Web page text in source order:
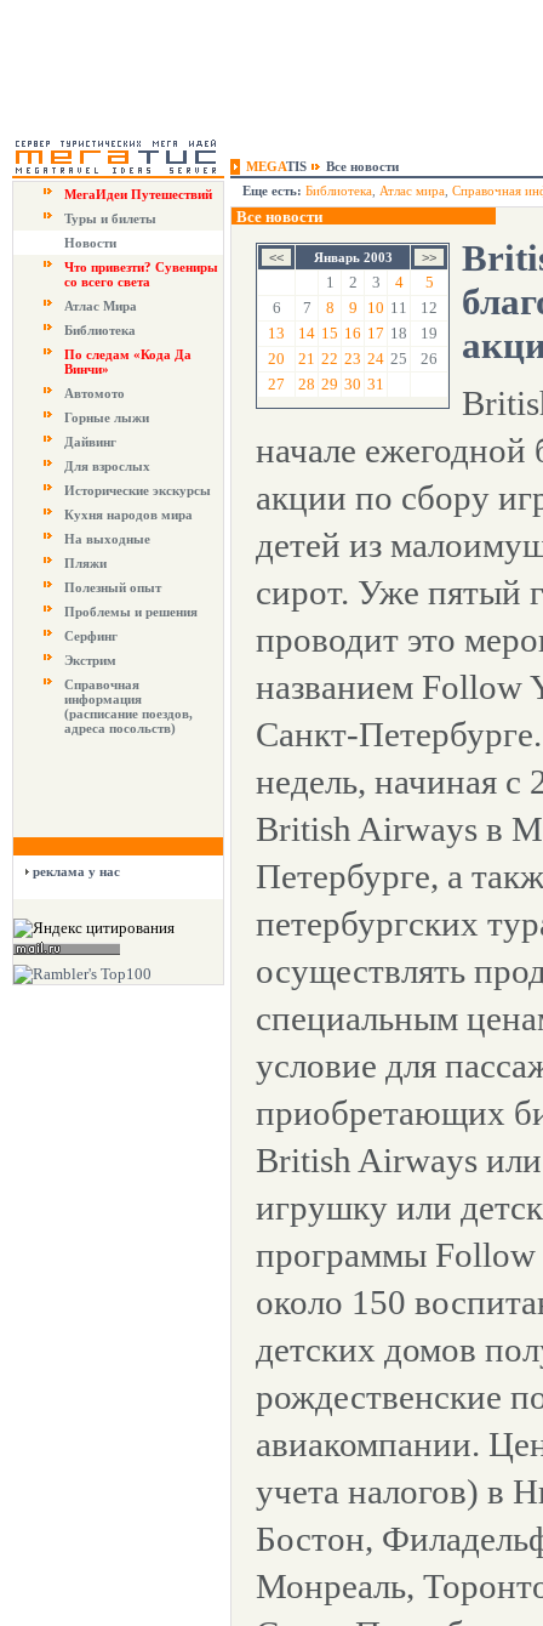
MEGATIS
Все новости
МегаИдеи Путешествий
Туры и билеты
Новости
Что привезти? Сувениры
со всего света
Атлас Мира
Библиотека
По следам «Кода Да
Винчи»
Автомото
Горные лыжи
Дайвинг
Для взрослых
Исторические экскурсы
Кухня народов мира
На выходные
Пляжи
Полезный опыт
Проблемы и решения
Серфинг
Экстрим
Справочная
информация
(расписание поездов,
адреса посольств)
реклама у нас
Еще есть: Библиотека Атлас мира Справочная
Все новости
Январь 2003
1 2 3 4
5
6
7 8 9 10 11
12
13
14 15 16 17 18
19
20
21 22 23 24 25
26
27
28 29 30 31
начале ежегодной
акции по сбору
детей из
сирот. Уже пятый
проводит это
названием Follow
Санкт-
недель, начиная с
British Airways в
Петербурге, а
петербургских
осуществлять
специальным
условие для
приобретающих
British Airways или
игрушку или
программы Follow
около 150
детских домов
рождественские
авиакомпании.
учета налогов) в
Бостон,
Монреаль,